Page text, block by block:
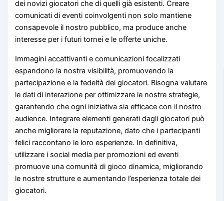
dei novizi giocatori che di quelli già esistenti. Creare
comunicati di eventi coinvolgenti non solo mantiene
consapevole il nostro pubblico, ma produce anche
interesse per i futuri tornei e le offerte uniche.
Immagini accattivanti e comunicazioni focalizzati
espandono la nostra visibilità, promuovendo la
partecipazione e la fedeltà dei giocatori. Bisogna valutare
le dati di interazione per ottimizzare le nostre strategie,
garantendo che ogni iniziativa sia efficace con il nostro
audience. Integrare elementi generati dagli giocatori può
anche migliorare la reputazione, dato che i partecipanti
felici raccontano le loro esperienze. In definitiva,
utilizzare i social media per promozioni ed eventi
promuove una comunità di gioco dinamica, migliorando
le nostre strutture e aumentando l’esperienza totale dei
giocatori.